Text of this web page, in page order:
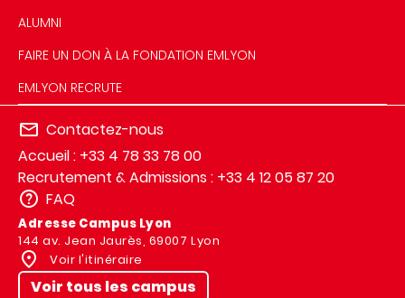
ALUMNI
FAIRE UN DON À LA FONDATION EMLYON
EMLYON RECRUTE
Contactez-nous
Accueil : +33 4 78 33 78 00
Recrutement & Admissions : +33 4 12 05 87 20
FAQ
Adresse Campus Lyon
144 av. Jean Jaurès, 69007 Lyon
Voir l'itinéraire
Voir tous les campus